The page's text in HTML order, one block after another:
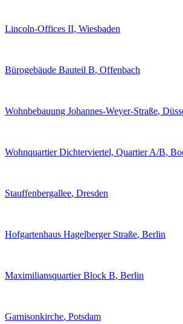
Lincoln-Offices II, Wiesbaden
Bürogebäude Bauteil B, Offenbach
Wohnbebauung Johannes-Weyer-Straße,
Wohnquartier Dichterviertel, Quartier A/B,
Stauffenbergallee, Dresden
Hofgartenhaus Hagelberger Straße, Berlin
Maximiliansquartier Block B, Berlin
Garnisonkirche, Potsdam